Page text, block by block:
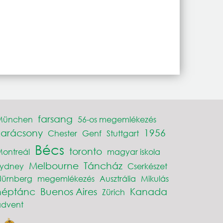
farsang 56-os megemlékezés
Chester Genf Stuttgart 1956
Bécs toronto magyar iskola
Melbourne Táncház Cserkészet
megemlékezés Ausztrália Mikulás
Buenos Aires Zürich Kanada